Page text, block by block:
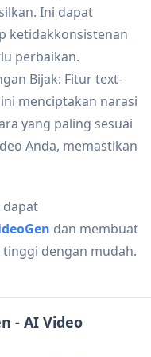
Ini dapat
ketidakkonsistenan
perbaikan.
Bijak: Fitur text-
menciptakan narasi
yang paling sesuai
Anda, memastikan
dapat
dan membuat
dengan mudah.
- AI Video